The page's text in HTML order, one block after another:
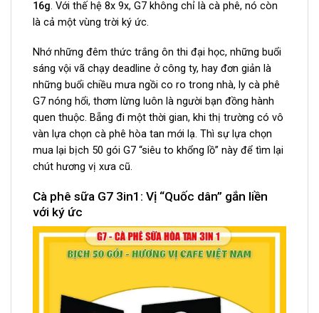
16g. Với thế hệ 8x 9x, G7 không chỉ là cà phê, nó còn
là cả một vùng trời ký ức.
Nhớ những đêm thức trắng ôn thi đại học, những buổi
sáng vội vã chạy deadline ở công ty, hay đơn giản là
những buổi chiều mưa ngồi co ro trong nhà, ly cà phê
G7 nóng hổi, thơm lừng luôn là người bạn đồng hành
quen thuộc. Bẵng đi một thời gian, khi thị trường có vô
vàn lựa chọn cà phê hòa tan mới lạ. Thì sự lựa chọn
mua lại bịch 50 gói G7 “siêu to khổng lồ” này để tìm lại
chút hương vị xưa cũ.
Cà phê sữa G7 3in1: Vị “Quốc dân” gắn liền
với ký ức